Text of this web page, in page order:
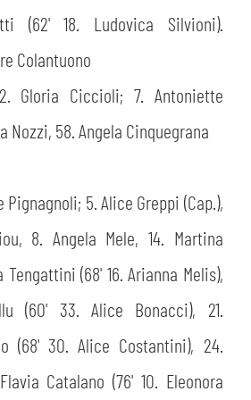
(62' 18. Ludovica Silvioni).
Colantuono
Gloria Ciccioli; 7. Antoniette
Nozzi, 58. Angela Cinquegrana
Pignagnoli; 5. Alice Greppi (Cap.),
8. Angela Mele, 14. Martina
Tengattini (68' 16. Arianna Melis),
(60' 33. Alice Bonacci), 21.
(68' 30. Alice Costantini), 24.
Catalano (76' 10. Eleonora